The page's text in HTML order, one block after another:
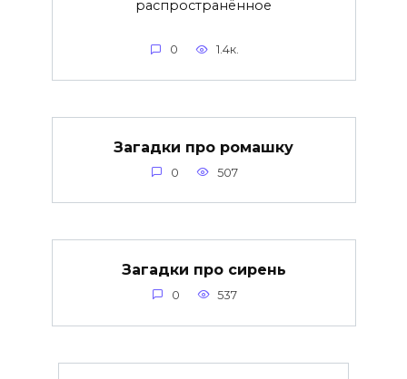
распространённое
0 1.4к.
Загадки про ромашку
0 507
Загадки про сирень
0 537